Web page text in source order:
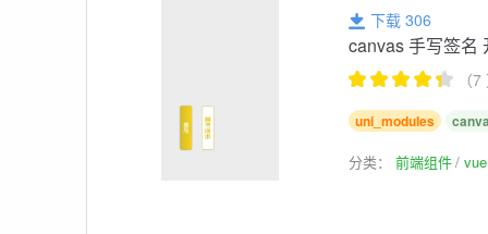
下载 306
canvas 手写签名
（
uni_modules
分类：前端组件